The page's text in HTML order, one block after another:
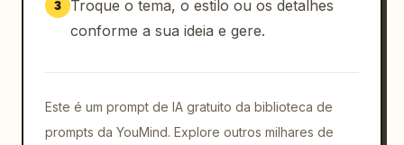
dinâmica, profundidade de campo rasa,
qualidade de comercial esportivo premium.
cinematográficas fluidas e continuidade
preservada em cada cena. A MESMA identidade
3
Troque o tema, o estilo ou os detalhes
conforme a sua ideia e gere.
Este é um prompt de IA gratuito da biblioteca de
prompts da YouMind. Explore outros milhares de